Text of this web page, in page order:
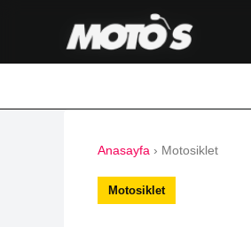
Anasayfa › Motosiklet
Motosiklet